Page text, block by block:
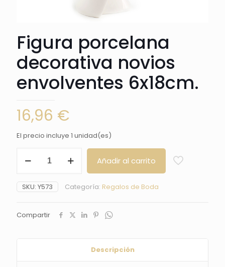
Figura porcelana
decorativa novios
envolventes 6x18cm.
16,96 €
El precio incluye 1 unidad(es)
porcelana
novios
envolventes
Añadir al carrito
SKU: Y573 Categoría: Regalos de Boda
Compartir
Descripción